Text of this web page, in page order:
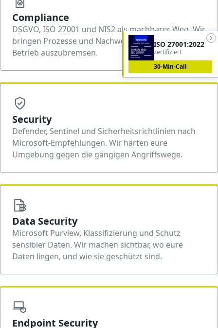
Compliance
DSGVO, ISO 27001 und NIS2 als machbarer Weg. Wir
bringen Prozesse und Nachweise in Form, ohne den
Betrieb auszubremsen.
Security
Defender, Sentinel und Sicherheitsrichtlinien nach
Microsoft-Empfehlungen. Wir härten eure
Umgebung gegen die gängigen Angriffswege.
Data Security
Microsoft Purview, Klassifizierung und Schutz
sensibler Daten. Wir machen sichtbar, wo eure
Daten liegen, und wie sie geschützt sind.
Endpoint Security
ISO 27001:2022
zertifiziert
30-Min-Call